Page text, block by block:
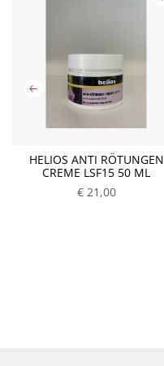
HELIOS ANTI RÖTUNGEN
CREME LSF15 50 ML
€ 21,00